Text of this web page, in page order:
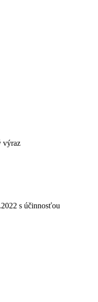
výraz
s účinnosťou